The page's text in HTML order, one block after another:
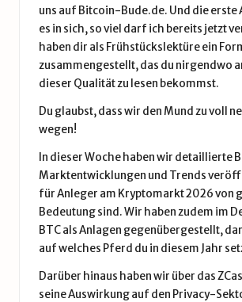
uns auf Bitcoin-Bude.de. Und die erste
es in sich, so viel darf ich bereits jetzt
haben dir als Frühstückslektüre ein
zusammengestellt, das du nirgendwo
dieser Qualität zu lesen bekommst.
Du glaubst, dass wir den Mund zu voll
wegen!
In dieser Woche haben wir detaillierte
Marktentwicklungen und Trends
für Anleger am Kryptomarkt 2026 von
Bedeutung sind. Wir haben zudem im
BTC als Anlagen gegenübergestellt,
auf welches Pferd du in diesem Jahr
Darüber hinaus haben wir über das
seine Auswirkung auf den Privacy-